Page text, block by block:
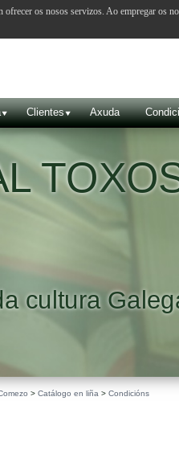
Clientes Axuda
e en
> Catálogo en liña > Condicións
os nosos servizos. Ao empregar os